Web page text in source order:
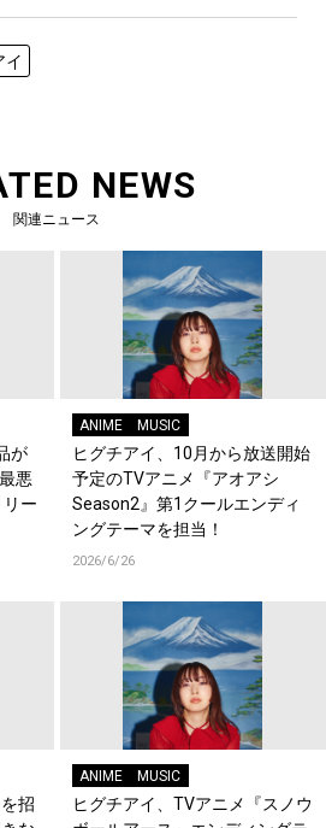
イ
NEWS
関連ニュース
が
悪
ー
ANIME MUSIC
ヒグチアイ、10月から放送開始
予定のTVアニメ『アオアシ
Season2』第1クールエンディ
ングテーマを担当！
2026/6/26
招
ANIME MUSIC
ヒグチアイ、TVアニメ『スノウ